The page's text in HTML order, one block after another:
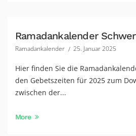
Ramadankalender
Ramadankalender 25. Januar 2025
Hier finden Sie die
den Gebetszeiten für 2025 zum
zwischen der...
More